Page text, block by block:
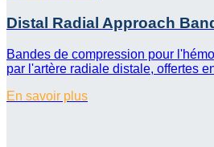
Distal Radial Approach
Bandes de compression pour
par l'artère radiale distale, offertes
En savoir plus